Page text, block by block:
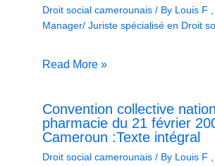
Droit social camerounais / By Louis F ,
Manager/ Juriste spécialisé en Droit
Read More »
Convention collective
pharmacie du 21 février
Cameroun :Texte intégral
Droit social camerounais / By Louis F ,